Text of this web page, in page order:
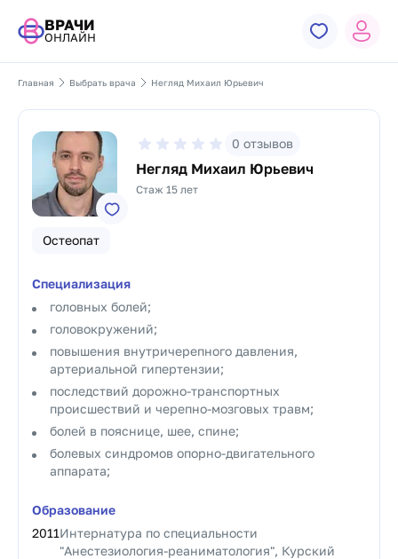
ВРАЧИ
ОНЛАЙН
Главная Выбрать врача Негляд Михаил Юрьевич
0 отзывов
Негляд Михаил Юрьевич
Стаж 15 лет
Остеопат
Специализация
головных болей;
головокружений;
повышения внутричерепного давления,
артериальной гипертензии;
последствий дорожно-транспортных
происшествий и черепно-мозговых травм;
болей в пояснице, шее, спине;
болевых синдромов опорно-двигательного
аппарата;
Образование
2011Интернатура по специальности
"Анестезиология-реаниматология", Курский